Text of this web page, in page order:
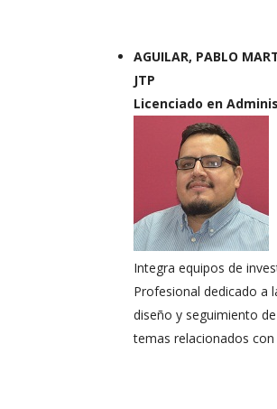
AGUILAR, PABLO
JTP
Licenciado en
Integra equipos de
Profesional dedicado a
diseño y seguimiento
temas relacionados